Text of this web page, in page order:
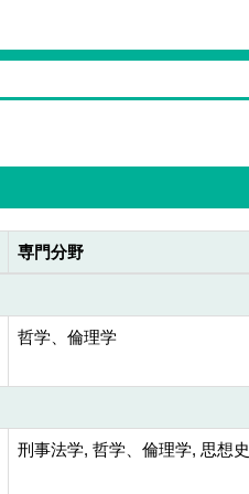
専門分野
哲学、倫理学
刑事法学, 哲学、倫理学, 思想史